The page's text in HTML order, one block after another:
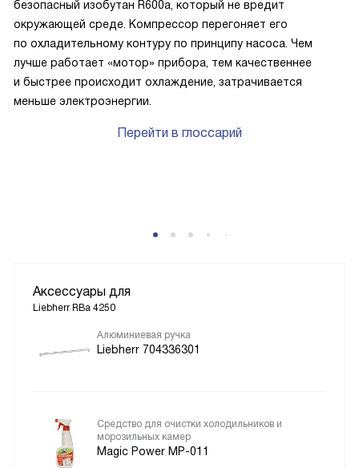
Я доволен покупкой и с уверенностью могу
рекомендовать это устройство другим.
безопасный изобутан R600a, который не вредит
окружающей среде. Компрессор перегоняет его
по охладительному контуру по принципу насоса. Чем
лучше работает «мотор» прибора, тем качественнее
и быстрее происходит охлаждение, затрачивается
меньше электроэнергии.
Перейти в глоссарий
Аксессуары для
Liebherr RBa 4250
Алюминиевая ручка
Liebherr 704336301
Средство для очистки холодильников и
морозильных камер
Magic Power MP-011